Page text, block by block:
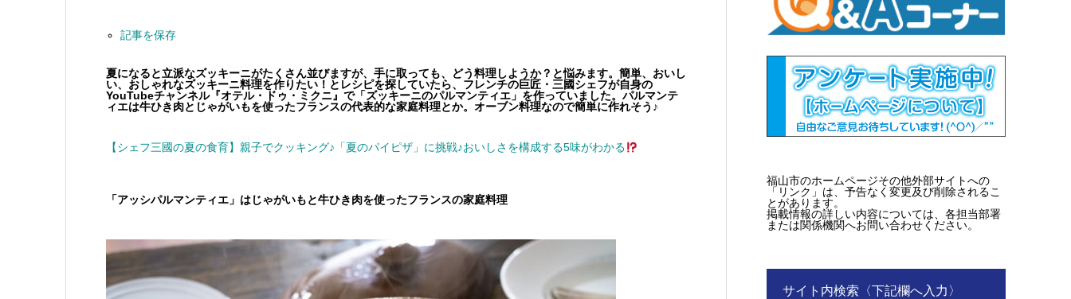
記事を保存
夏になると立派なズッキーニがたくさん並びますが、手に取っても、どう料理しようか？と悩みます。簡単、おいし
い、おしゃれなズッキーニ料理を作りたい！とレシピを探していたら、フレンチの巨匠・三國シェフが自身の
YouTubeチャンネル『オテル・ドゥ・ミクニ』で「ズッキーニのパルマンティエ」を作っていました。パルマンテ
ィエは牛ひき肉とじゃがいもを使ったフランスの代表的な家庭料理とか。オーブン料理なので簡単に作れそう♪
【シェフ三國の夏の食育】親子でクッキング♪「夏のパイピザ」に挑戦♪おいしさを構成する5味がわかる
「アッシパルマンティエ」はじゃがいもと牛ひき肉を使ったフランスの家庭料理
福山市のホームページその他外部サイトへの
「リンク」は、予告なく変更及び削除されるこ
とがあります。
掲載情報の詳しい内容については、各担当部署
または関係機関へお問い合わせください。
サイト内検索〈下記欄へ入力〉